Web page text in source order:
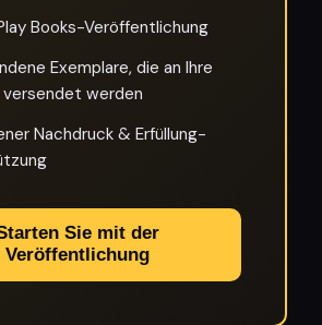
Books-Veröffentlichung
Exemplare, die an Ihre
werden
Nachdruck & Erfüllung-
Sie mit der
Veröffentlichung